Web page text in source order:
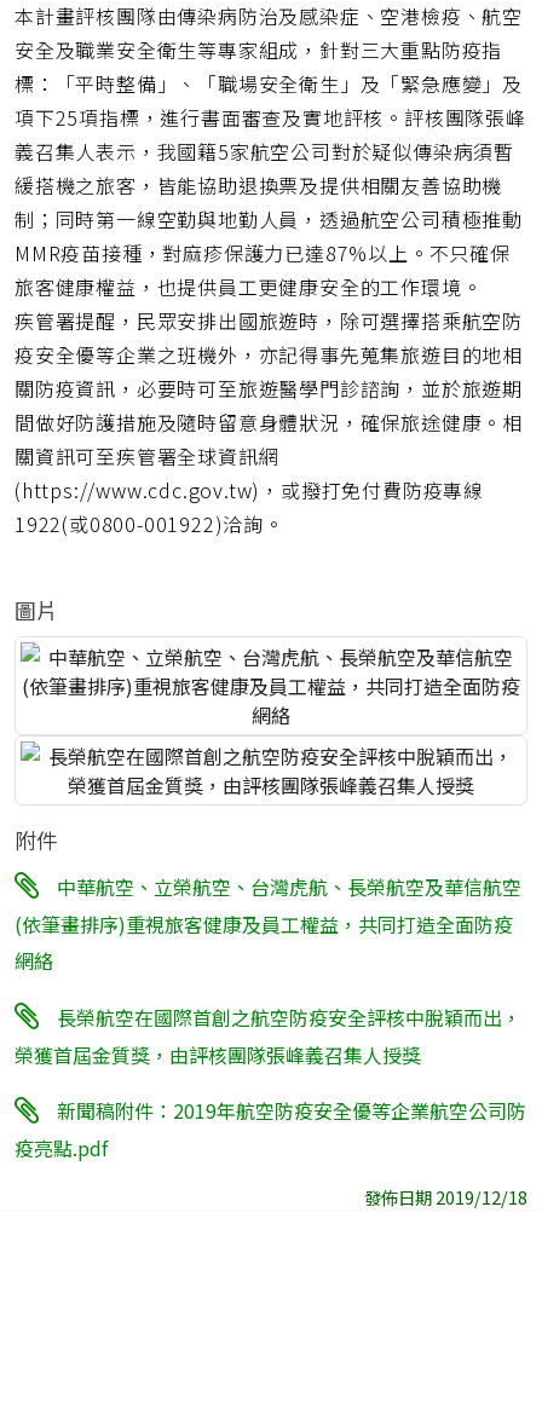
本計畫評核團隊由傳染病防治及感染症、空港檢疫、航空
安全及職業安全衛生等專家組成，針對三大重點防疫指
標：「平時整備」、「職場安全衛生」及「緊急應變」及
項下25項指標，進行書面審查及實地評核。評核團隊張峰
義召集人表示，我國籍5家航空公司對於疑似傳染病須暫
緩搭機之旅客，皆能協助退換票及提供相關友善協助機
制；同時第一線空勤與地勤人員，透過航空公司積極推動
MMR疫苗接種，對麻疹保護力已達87%以上。不只確保
旅客健康權益，也提供員工更健康安全的工作環境。
疾管署提醒，民眾安排出國旅遊時，除可選擇搭乘航空防
疫安全優等企業之班機外，亦記得事先蒐集旅遊目的地相
關防疫資訊，必要時可至旅遊醫學門診諮詢，並於旅遊期
間做好防護措施及隨時留意身體狀況，確保旅途健康。相
關資訊可至疾管署全球資訊網
(https://www.cdc.gov.tw)，或撥打免付費防疫專線
1922(或0800-001922)洽詢。
圖片
附件
中華航空、立榮航空、台灣虎航、長榮航空及華信航空
(依筆畫排序)重視旅客健康及員工權益，共同打造全面防疫
網絡
長榮航空在國際首創之航空防疫安全評核中脫穎而出，
榮獲首屆金質獎，由評核團隊張峰義召集人授獎
新聞稿附件：2019年航空防疫安全優等企業航空公司防
疫亮點.pdf
發佈日期 2019/12/18